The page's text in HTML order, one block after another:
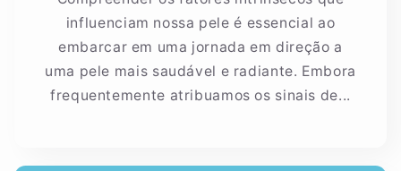
influenciam nossa pele é essencial ao
embarcar em uma jornada em direção a
uma pele mais saudável e radiante. Embora
frequentemente atribuamos os sinais de...